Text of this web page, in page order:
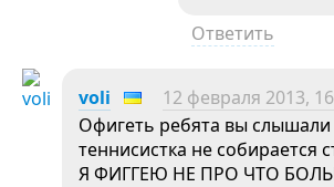
Ответить
voli 12 февраля 2013,
Офигеть ребята вы
теннисистка не собирается
Я ФИГГЕЮ НЕ ПРО ЧТО